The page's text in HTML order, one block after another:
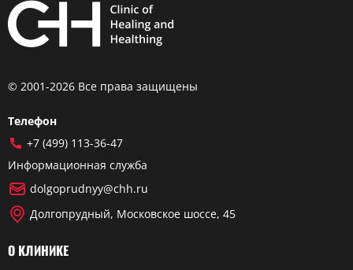
© 2001-2026 Все права защищены
Телефон
+7 (499) 113-36-47
Информационная служба
dolgoprudnyy@chh.ru
Долгопрудный, Московское шоссе, 45
О КЛИНИКЕ